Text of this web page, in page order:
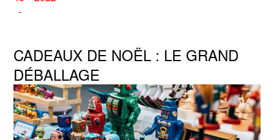
CADEAUX DE NOËL : LE GRAND
DÉBALLAGE